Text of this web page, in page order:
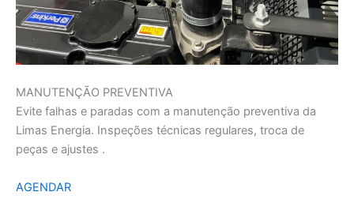
MANUTENÇÃO PREVENTIVA
Evite falhas e paradas com a manutenção preventiva da
Limas Energia. Inspeções técnicas regulares, troca de
peças e ajustes .
AGENDAR